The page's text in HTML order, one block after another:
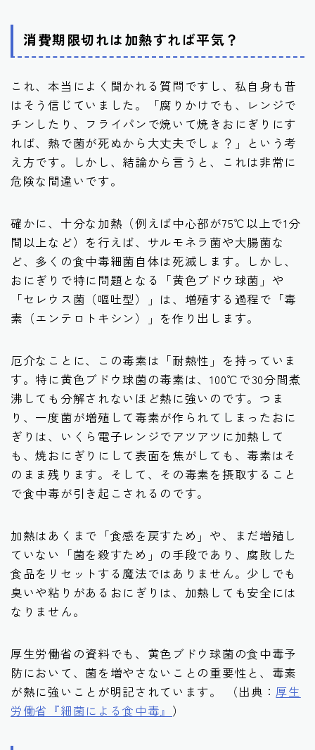
消費期限切れは加熱すれば平気？
これ、本当によく聞かれる質問ですし、私自身も昔
はそう信じていました。「腐りかけでも、レンジで
チンしたり、フライパンで焼いて焼きおにぎりにす
れば、熱で菌が死ぬから大丈夫でしょ？」という考
え方です。しかし、結論から言うと、これは非常に
危険な間違いです。
確かに、十分な加熱（例えば中心部が75℃以上で1分
間以上など）を行えば、サルモネラ菌や大腸菌な
ど、多くの食中毒細菌自体は死滅します。しかし、
おにぎりで特に問題となる「黄色ブドウ球菌」や
「セレウス菌（嘔吐型）」は、増殖する過程で「毒
素（エンテロトキシン）」を作り出します。
厄介なことに、この毒素は「耐熱性」を持っていま
す。特に黄色ブドウ球菌の毒素は、100℃で30分間煮
沸しても分解されないほど熱に強いのです。つま
り、一度菌が増殖して毒素が作られてしまったおに
ぎりは、いくら電子レンジでアツアツに加熱して
も、焼おにぎりにして表面を焦がしても、毒素はそ
のまま残ります。そして、その毒素を摂取すること
で食中毒が引き起こされるのです。
加熱はあくまで「食感を戻すため」や、まだ増殖し
ていない「菌を殺すため」の手段であり、腐敗した
食品をリセットする魔法ではありません。少しでも
臭いや粘りがあるおにぎりは、加熱しても安全には
なりません。
厚生労働省の資料でも、黄色ブドウ球菌の食中毒予
防において、菌を増やさないことの重要性と、毒素
が熱に強いことが明記されています。 （出典：厚生
労働省『細菌による食中毒』 ）